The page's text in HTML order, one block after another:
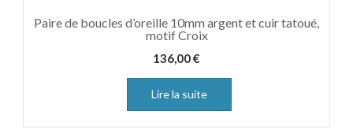
Paire de boucles d’oreille 10mm argent et cuir tatoué,
motif Croix
136,00€
Lire la suite